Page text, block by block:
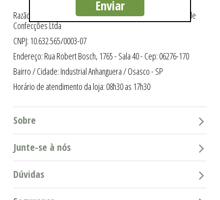
Razão Social: Intergriffes São Cristóvão Indústria e Comércio de
Confecções Ltda
CNPJ: 10.632.565/0003-07
Endereço: Rua Robert Bosch, 1765 - Sala 40 - Cep: 06276-170
Bairro / Cidade: Industrial Anhanguera / Osasco - SP
Horário de atendimento da loja: 08h30 as 17h30
Sobre
Junte-se à nós
Dúvidas
Enviar